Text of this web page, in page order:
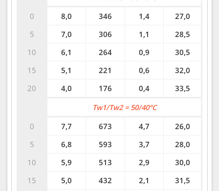
0
5
10
15
20
8,0
346 1,4
27,0
7,0
306 1,1
28,5
6,1
264 0,9
30,5
5,1
221 0,6
32,0
4,0
176 0,4 33,5
0
5
10
15
Tw1/Tw2 = 50/40°C
7,7
673 4,7
26,0
6,8
593 3,7
28,0
5,9
513 2,9
30,0
5,0
432 2,1
31,5